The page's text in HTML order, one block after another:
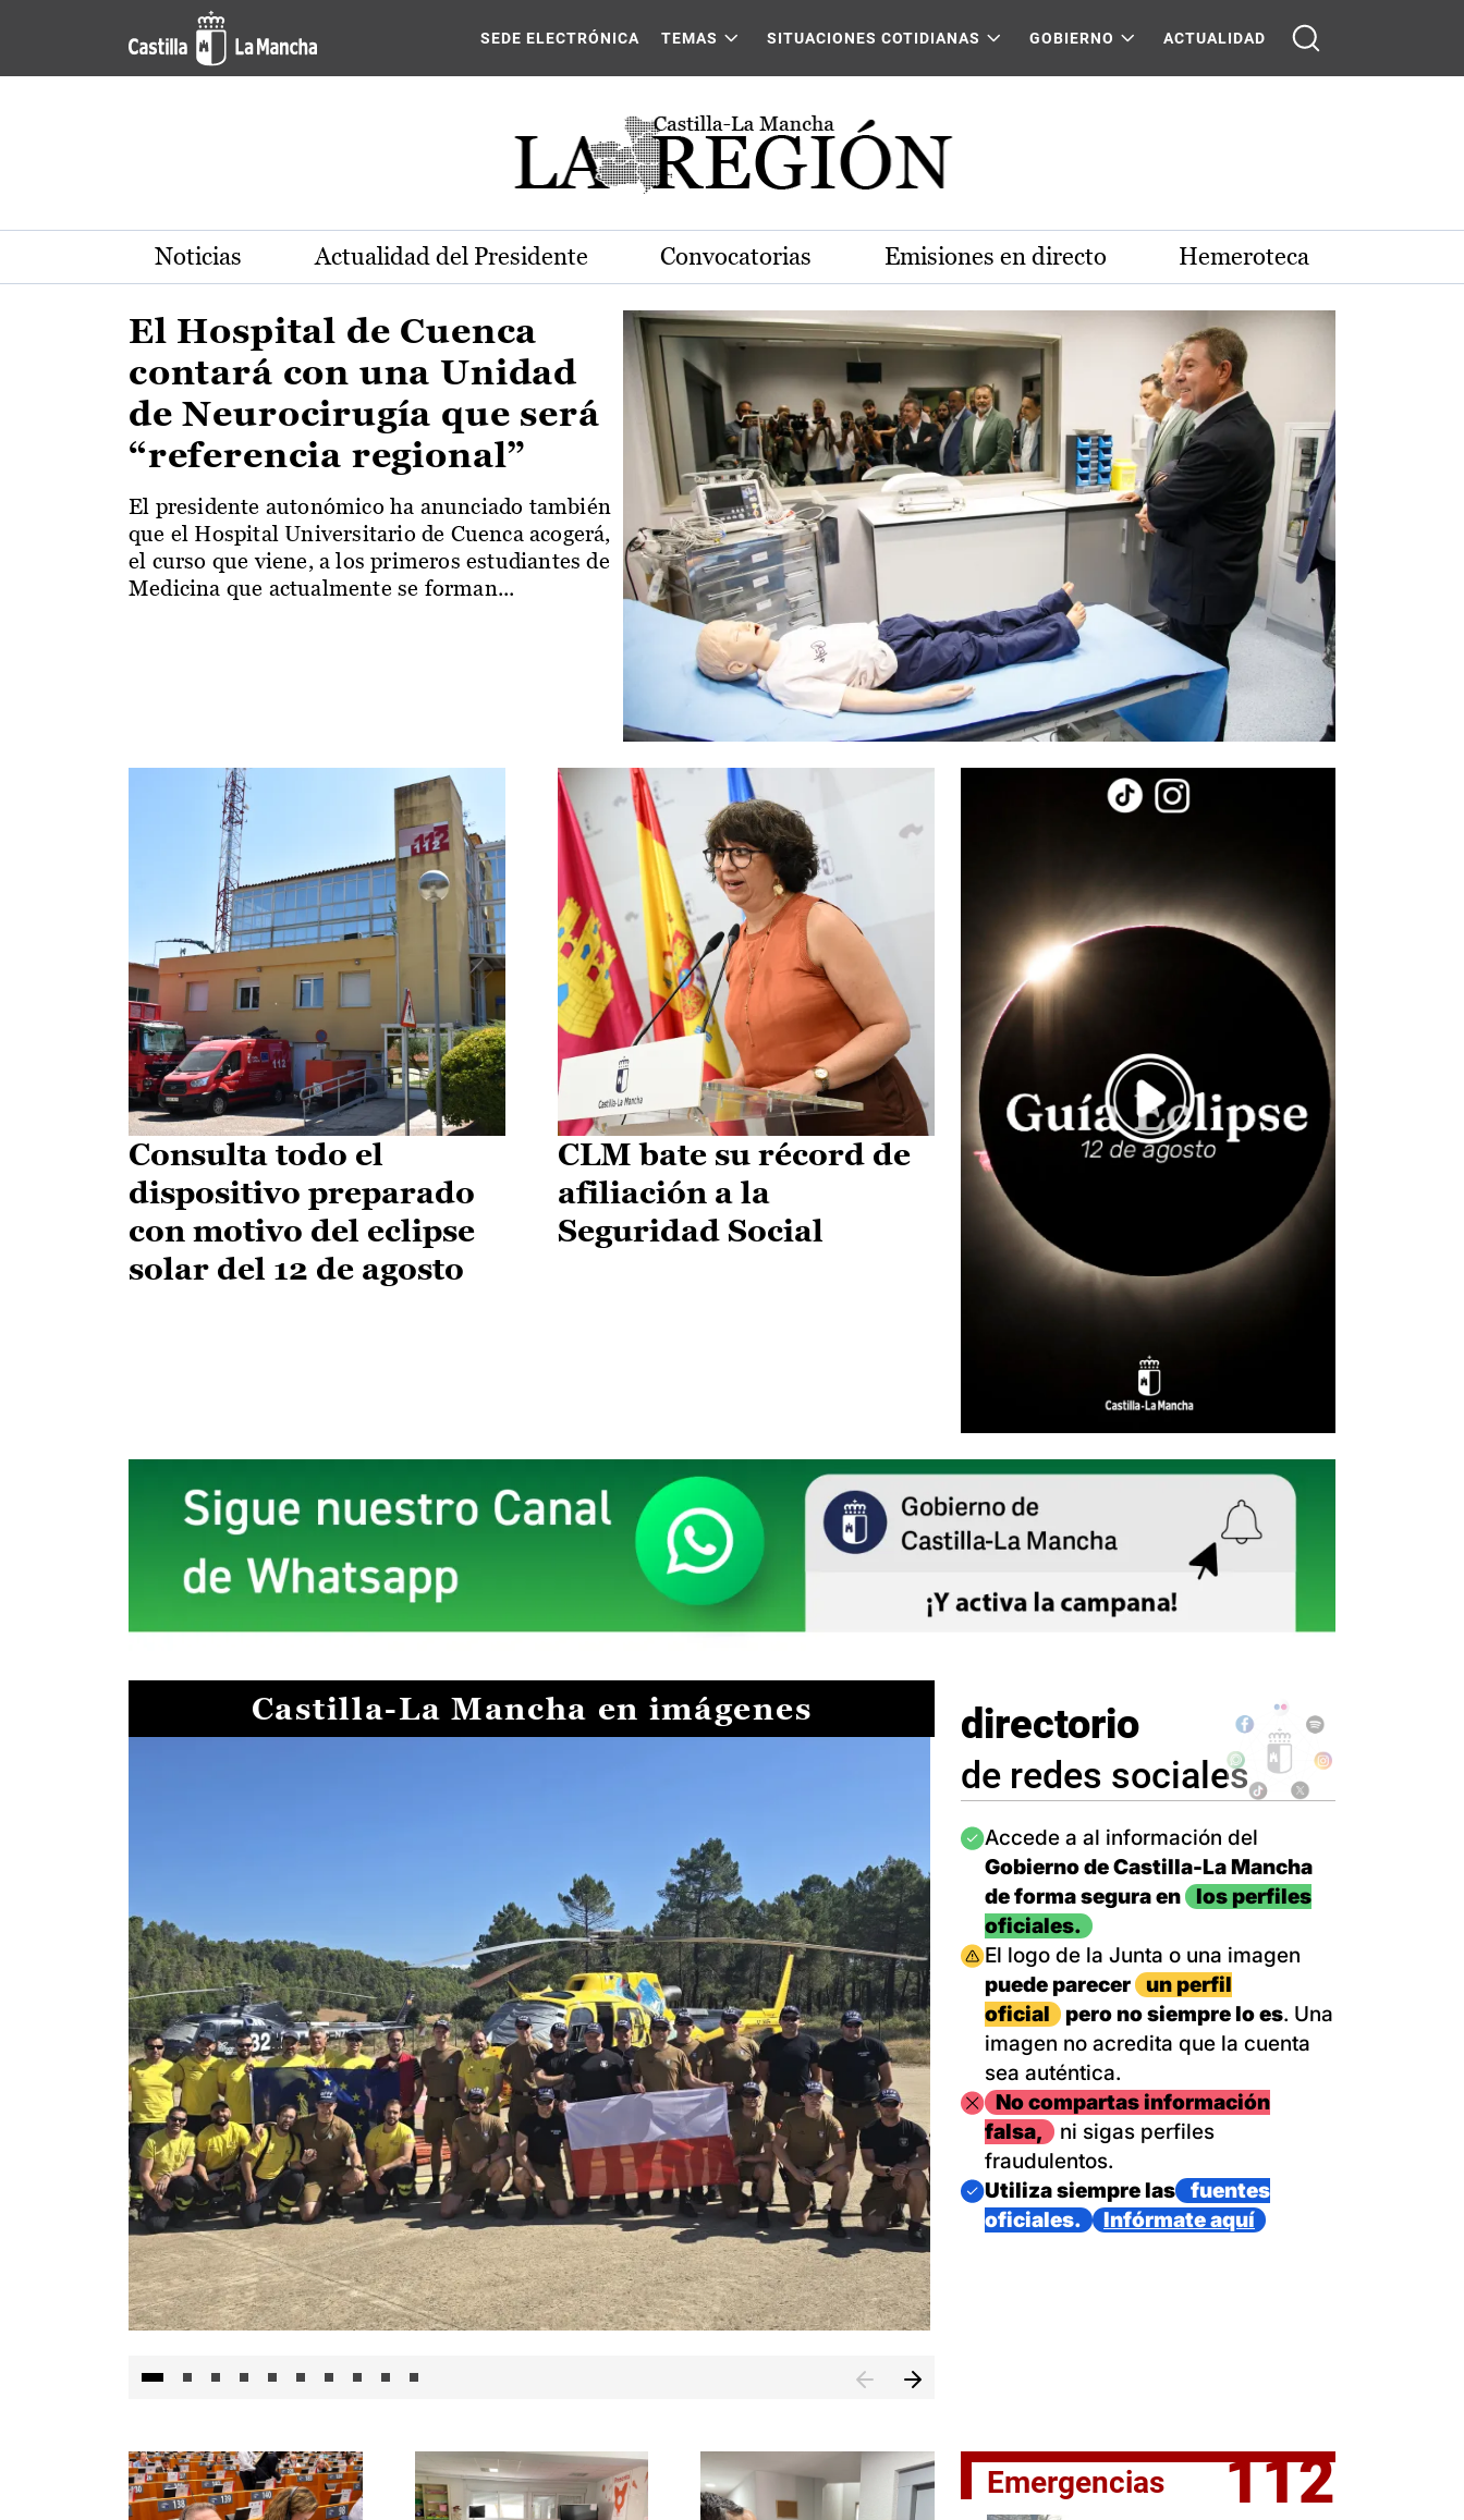
Pasar al contenido principal
Actualidad de la región de Castilla-La Mancha
SEDE ELECTRÓNICA TEMAS SITUACIONES COTIDIANAS GOBIERNO ACTUALIDAD
Noticias Actualidad del Presidente Convocatorias Emisiones en directo Hemeroteca
El Hospital de Cuenca
contará con una Unidad
de Neurocirugía que será
“referencia regional”
El presidente autonómico ha anunciado también
que el Hospital Universitario de Cuenca acogerá,
el curso que viene, a los primeros estudiantes de
Medicina que actualmente se forman...
Consulta todo el
dispositivo preparado
con motivo del eclipse
solar del 12 de agosto
CLM bate su récord de
afiliación a la
Seguridad Social
Castilla-La Mancha en imágenes directorio
de redes sociales
Imagen
Accede a al información del
Gobierno de Castilla-La Mancha
de forma segura en
los perfiles
oficiales.
Imagen
El logo de la Junta o una imagen
puede parecer
un perfil
oficial
pero no siempre lo es. Una
imagen no acredita que la cuenta
sea auténtica.
ImagenNo compartas información
falsa,
ni sigas perfiles
fraudulentos.
Imagen
Utiliza siempre las
fuentes
oficiales.
Infórmate aquí
Emergencias 112